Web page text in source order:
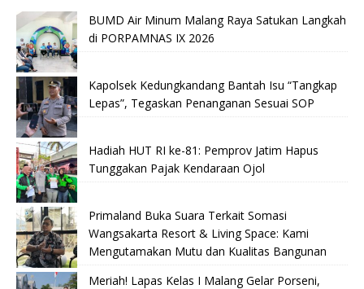
BUMD Air Minum Malang Raya Satukan Langkah
di PORPAMNAS IX 2026
Kapolsek Kedungkandang Bantah Isu “Tangkap
Lepas”, Tegaskan Penanganan Sesuai SOP
Hadiah HUT RI ke-81: Pemprov Jatim Hapus
Tunggakan Pajak Kendaraan Ojol
Primaland Buka Suara Terkait Somasi
Wangsakarta Resort & Living Space: Kami
Mengutamakan Mutu dan Kualitas Bangunan
Meriah! Lapas Kelas I Malang Gelar Porseni,